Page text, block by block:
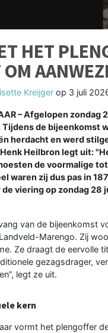
HET
OM
Kreijger op 3 juli
– Afgelopen zondag
Tijdens de bijeenkomst
herdacht en werd
Heilbron legt uit:
de voormalige
waren zij dus pas in
viering op zondag 28
van de bijeenkomst
Marengo. Zij
Ze draagt de eervolle
gezagsdrager,
legt ze uit.
kern
vormt het plengoffer